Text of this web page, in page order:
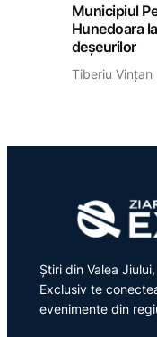
Municipiul
Hunedoara
deșeurilor
Tiberiu Vințan
Știri din Valea
Exclusiv te
evenimente din